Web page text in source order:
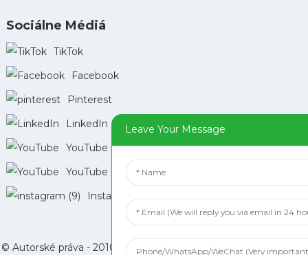
Sociálne Médiá
TikTok
Facebook
Pinterest
LinkedIn
YouTube
YouTube
Instagram
© Autorské práva - 2010 – 2024: Všetky práva vyhradené. -Mapa
Leave Your Message